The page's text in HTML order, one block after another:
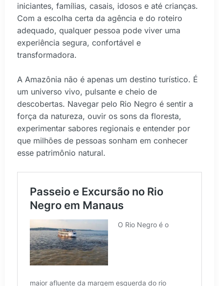
iniciantes, famílias, casais, idosos e até crianças.
Com a escolha certa da agência e do roteiro
adequado, qualquer pessoa pode viver uma
experiência segura, confortável e
transformadora.
A Amazônia não é apenas um destino turístico. É
um universo vivo, pulsante e cheio de
descobertas. Navegar pelo Rio Negro é sentir a
força da natureza, ouvir os sons da floresta,
experimentar sabores regionais e entender por
que milhões de pessoas sonham em conhecer
esse patrimônio natural.